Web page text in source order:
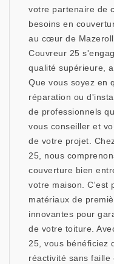
votre partenaire de
besoins en
au cœur de
Couvreur 25
qualité supérieure,
Que vous soyez en
réparation ou
de professionnels
vous conseiller et
de votre projet.
25, nous
couverture bien
votre maison. C'est
matériaux de
innovantes pour
de votre toiture.
25, vous bénéficiez
réactivité sans faille